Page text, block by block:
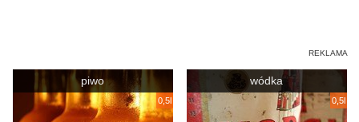
piwo
0,5l
wódka
0,5l